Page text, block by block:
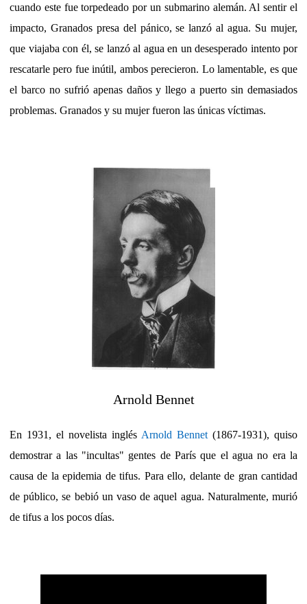
cuando este fue torpedeado por un submarino alemán. Al sentir el
impacto, Granados presa del pánico, se lanzó al agua. Su mujer,
que viajaba con él, se lanzó al agua en un desesperado intento por
rescatarle pero fue inútil, ambos perecieron. Lo lamentable, es que
el barco no sufrió apenas daños y llego a puerto sin demasiados
problemas. Granados y su mujer fueron las únicas víctimas.
Arnold Bennet
En 1931, el novelista inglés Arnold Bennet (1867-1931), quiso
demostrar a las "incultas" gentes de París que el agua no era la
causa de la epidemia de tifus. Para ello, delante de gran cantidad
de público, se bebió un vaso de aquel agua. Naturalmente, murió
de tifus a los pocos días.